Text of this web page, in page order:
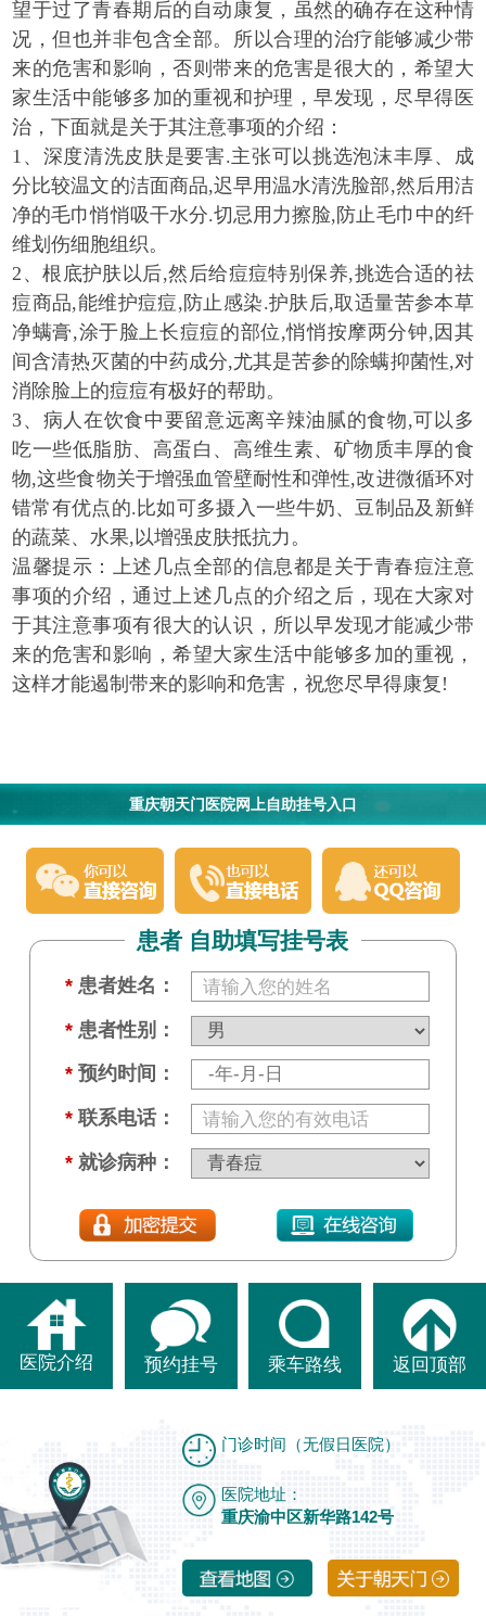
望于过了青春期后的自动康复，虽然的确存在这种情
况，但也并非包含全部。所以合理的治疗能够减少带
来的危害和影响，否则带来的危害是很大的，希望大
家生活中能够多加的重视和护理，早发现，尽早得医
治，下面就是关于其注意事项的介绍：
1、深度清洗皮肤是要害.主张可以挑选泡沫丰厚、成
分比较温文的洁面商品,迟早用温水清洗脸部,然后用洁
净的毛巾悄悄吸干水分.切忌用力擦脸,防止毛巾中的纤
维划伤细胞组织。
2、根底护肤以后,然后给痘痘特别保养,挑选合适的祛
痘商品,能维护痘痘,防止感染.护肤后,取适量苦参本草
净螨膏,涂于脸上长痘痘的部位,悄悄按摩两分钟,因其
间含清热灭菌的中药成分,尤其是苦参的除螨抑菌性,对
消除脸上的痘痘有极好的帮助。
3、病人在饮食中要留意远离辛辣油腻的食物,可以多
吃一些低脂肪、高蛋白、高维生素、矿物质丰厚的食
物,这些食物关于增强血管壁耐性和弹性,改进微循环对
错常有优点的.比如可多摄入一些牛奶、豆制品及新鲜
的蔬菜、水果,以增强皮肤抵抗力。
温馨提示：上述几点全部的信息都是关于青春痘注意
事项的介绍，通过上述几点的介绍之后，现在大家对
于其注意事项有很大的认识，所以早发现才能减少带
来的危害和影响，希望大家生活中能够多加的重视，
这样才能遏制带来的影响和危害，祝您尽早得康复!
重庆朝天门医院网上自助挂号入口
患者 自助填写挂号表
* 患者姓名：
* 患者性别：
* 预约时间：
* 联系电话：
* 就诊病种：
医院介绍 预约挂号 乘车路线 返回顶部
门诊时间（无假日医院）
医院地址：
重庆渝中区新华路142号